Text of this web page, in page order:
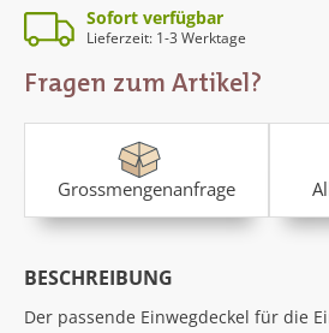
Sofort verfügbar
Lieferzeit: 1-3 Werktage
Fragen zum Artikel?
Grossmengenanfrage
BESCHREIBUNG
Der passende Einwegdeckel für die